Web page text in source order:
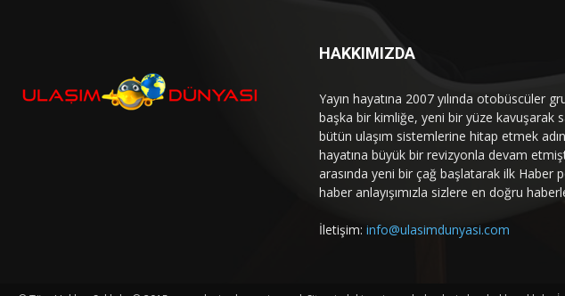
HAKKIMIZDA
Yayın hayatına 2007 yılında otobüscüler
başka bir kimliğe, yeni bir yüze kavuşarak
bütün ulaşım sistemlerine hitap etmek
hayatına büyük bir revizyonla devam
arasında yeni bir çağ başlatarak ilk Haber
haber anlayışımızla sizlere en doğru
İletişim: info@ulasimdunyasi.com